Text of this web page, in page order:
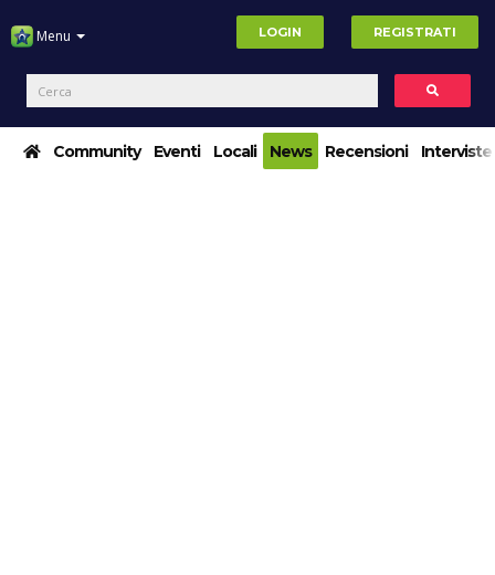
Menu LOGIN REGISTRATI
Community Eventi Locali News Recensioni Interviste